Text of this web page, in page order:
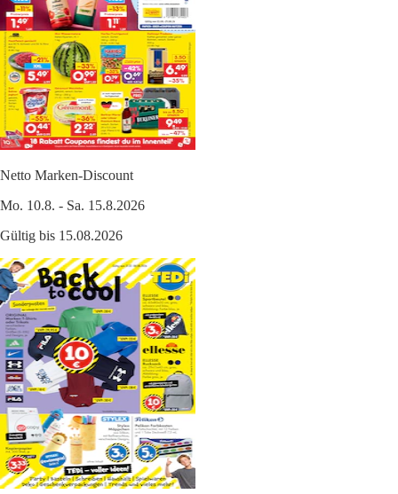
Netto Marken-Discount
Mo. 10.8. - Sa. 15.8.2026
Gültig bis 15.08.2026